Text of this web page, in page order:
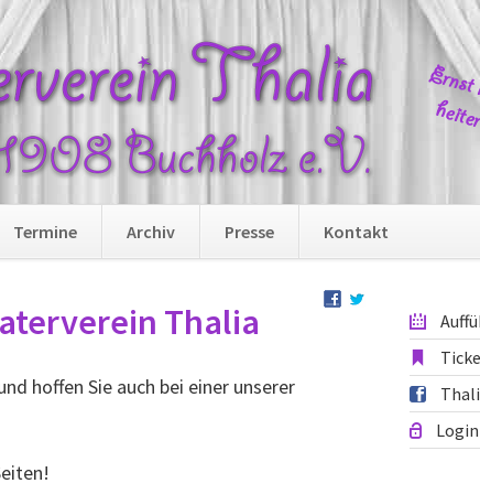
Termine Archiv Presse Kontakt
Thalia
hoffen Sie auch bei einer unserer
Login